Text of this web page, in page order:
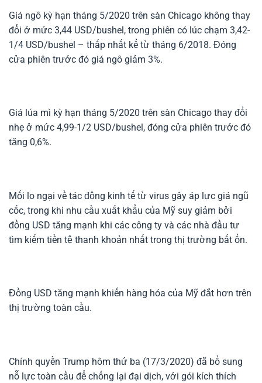
Giá ngô kỳ hạn tháng 5/2020 trên sàn Chicago không thay
đổi ở mức 3,44 USD/bushel, trong phiên có lúc chạm 3,42-
1/4 USD/bushel – thấp nhất kể từ tháng 6/2018. Đóng
cửa phiên trước đó giá ngô giảm 3%.
Giá lúa mì kỳ hạn tháng 5/2020 trên sàn Chicago thay đổi
nhẹ ở mức 4,99-1/2 USD/bushel, đóng cửa phiên trước đó
tăng 0,6%.
Mối lo ngại về tác động kinh tế từ virus gây áp lực giá ngũ
cốc, trong khi nhu cầu xuất khẩu của Mỹ suy giảm bởi
đồng USD tăng mạnh khi các công ty và các nhà đầu tư
tìm kiếm tiền tệ thanh khoản nhất trong thị trường bất ổn.
Đồng USD tăng mạnh khiến hàng hóa của Mỹ đắt hơn trên
thị trường toàn cầu.
Chính quyền Trump hôm thứ ba (17/3/2020) đã bổ sung
nỗ lực toàn cầu để chống lại đại dịch, với gói kích thích